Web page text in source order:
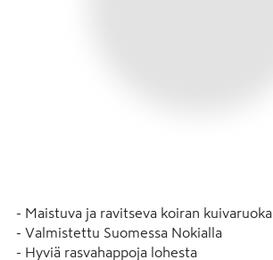
- Maistuva ja ravitseva koiran kuivaruoka
- Valmistettu Suomessa Nokialla
- Hyviä rasvahappoja lohesta